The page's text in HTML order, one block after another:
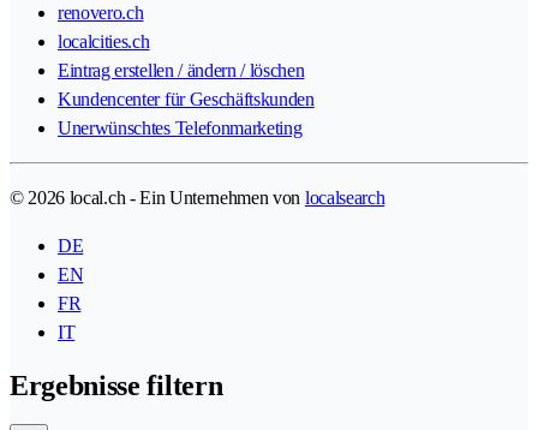
renovero.ch
localcities.ch
Eintrag erstellen / ändern / löschen
Kundencenter für Geschäftskunden
Unerwünschtes Telefonmarketing
© 2026 local.ch - Ein Unternehmen von localsearch
DE
EN
FR
IT
Ergebnisse filtern